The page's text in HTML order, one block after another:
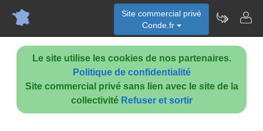
Le site utilise les cookies de nos partenaires.
Politique de confidentialité
Site commercial privé sans lien avec le site de la
collectivité Refuser et sortir
Site commercial privé
Conde.fr